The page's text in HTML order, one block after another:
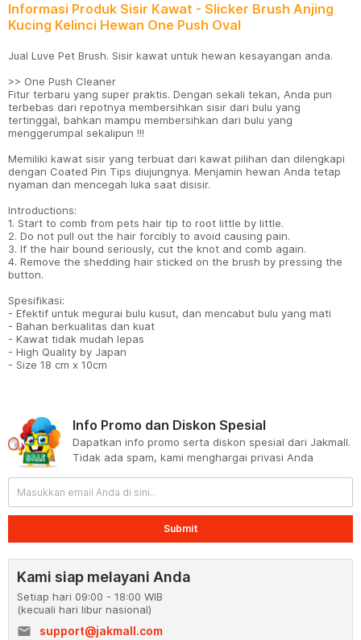
Informasi Produk Sisir Kawat - Slicker Brush Anjing
Kucing Kelinci Hewan One Push Oval
Jual Luve Pet Brush. Sisir kawat untuk hewan kesayangan anda.
>> One Push Cleaner
Fitur terbaru yang super praktis. Dengan sekali tekan, Anda pun
terbebas dari repotnya membersihkan sisir dari bulu yang
tertinggal, bahkan mampu membersihkan dari bulu yang
menggerumpal sekalipun !!!
Memiliki kawat sisir yang terbuat dari kawat pilihan dan dilengkapi
dengan Coated Pin Tips diujungnya. Menjamin hewan Anda tetap
nyaman dan mencegah luka saat disisir.
Introductions:
1. Start to comb from pets hair tip to root little by little.
2. Do not pull out the hair forcibly to avoid causing pain.
3. If the hair bound seriously, cut the knot and comb again.
4. Remove the shedding hair sticked on the brush by pressing the
button.
Spesifikasi:
- Efektif untuk megurai bulu kusut, dan mencabut bulu yang mati
- Bahan berkualitas dan kuat
- Kawat tidak mudah lepas
- High Quality by Japan
- Size 18 cm x 10cm
Info Promo dan Diskon Spesial
Dapatkan info promo serta diskon spesial dari Jakmall.
Tidak ada spam, kami menghargai privasi Anda
Submit
Kami siap melayani Anda
Setiap hari 09:00 - 18:00 WIB
(kecuali hari libur nasional)
email
support@jakmall.com